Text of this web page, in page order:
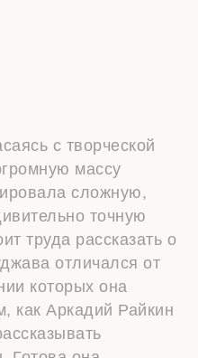
с творческой
массу
сложную,
точную
труда рассказать о
отличался от
которых она
как Аркадий Райкин